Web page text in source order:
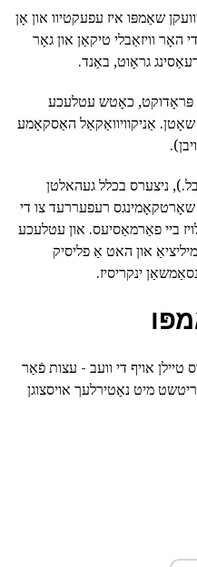
שאַמפּו איז עפעקטיוו און אָן
האָר וויזאַבלי טיקאַן און גאָר
גראָוט, באַנד.
פּראָדוקט, כאָטש עטלעכע
שאָטן. אַניקוויוואַקאַל האַסקאָמע
פון די פּראָדוקט (וועגן 440 רובל.), ניצערס בכלל געהאלטן
שאָרטקאָמינגס רעפעררעד צו די
ביי פאַרמאַסיעס. און עטלעכע
און האט אַ פליסיק
ינקריסיז.
טיילן אויף די וועב - עצות פֿאַר
מיט נאַטירלעך אויסצוגן